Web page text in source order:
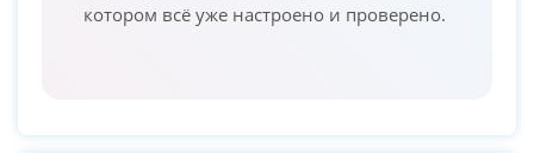
котором всё уже настроено и проверено.